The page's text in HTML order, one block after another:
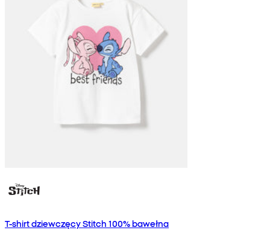
T-shirt dziewczęcy Stitch 100% bawełna